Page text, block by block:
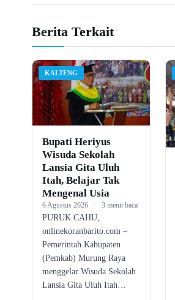
Berita Terkait
KALTENG
Bupati Heriyus
Wisuda Sekolah
Lansia Gita Uluh
Itah, Belajar Tak
Mengenal Usia
6 Agustus 2026 · 3 menit baca
PURUK CAHU,
onlinekoranbarito.com –
Pemerintah Kabupaten
(Pemkab) Murung Raya
menggelar Wisuda Sekolah
Lansia Gita Uluh Itah…